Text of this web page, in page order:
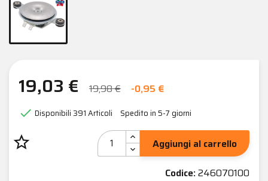
19,03 € 19,98 € -0,95 €
 Disponibili391 Articoli Spedito in 5-7 giorni
star_border
Aggiungi al carrello
Codice:246070100